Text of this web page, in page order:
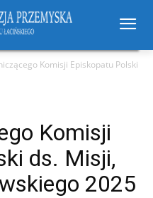
Komisji Episkopatu Polski
Komisji
ds. Misji,
2025